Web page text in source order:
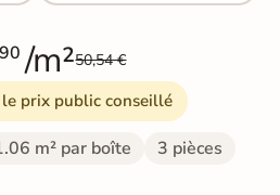
/m²50,54 €
prix public conseillé
m² par boîte 3 pièces